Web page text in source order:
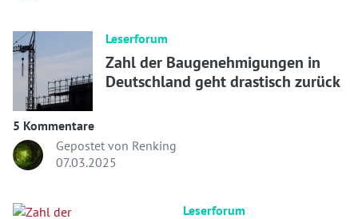
Leserforum
Zahl der Baugenehmigungen in
Deutschland geht drastisch zurück
5 Kommentare
Gepostet von Renking
07.03.2025
Leserforum